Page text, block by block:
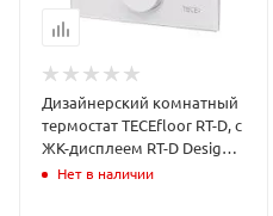
Дизайнерский комнатный
термостат TECEfloor RT-D, с
ЖК-дисплеем RT-D Design
24 Standart, 77410043
Нет в наличии